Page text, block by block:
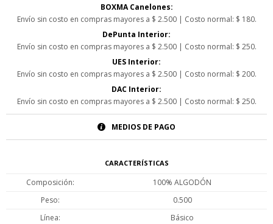
BOXMA Canelones:
Envío sin costo en compras mayores a $ 2.500 | Costo normal: $ 180.
DePunta Interior:
Envío sin costo en compras mayores a $ 2.500 | Costo normal: $ 250.
UES Interior:
Envío sin costo en compras mayores a $ 2.500 | Costo normal: $ 200.
DAC Interior:
Envío sin costo en compras mayores a $ 2.500 | Costo normal: $ 250.
MEDIOS DE PAGO
CARACTERÍSTICAS
Composición
100% ALGODÓN
Peso
0.500
Línea
Básico